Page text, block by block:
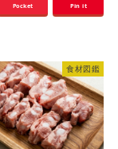
Pocket Pin it
食材図鑑